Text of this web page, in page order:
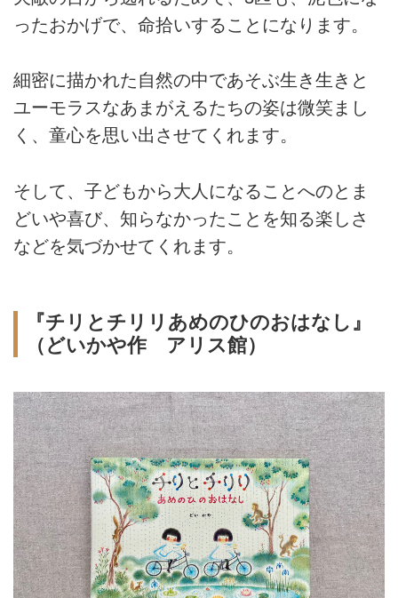
ったおかげで、命拾いすることになります。
細密に描かれた自然の中であそぶ生き生きと
ユーモラスなあまがえるたちの姿は微笑まし
く、童心を思い出させてくれます。
そして、子どもから大人になることへのとま
どいや喜び、知らなかったことを知る楽しさ
などを気づかせてくれます。
『チリとチリリあめのひのおはなし』
（どいかや作 アリス館）